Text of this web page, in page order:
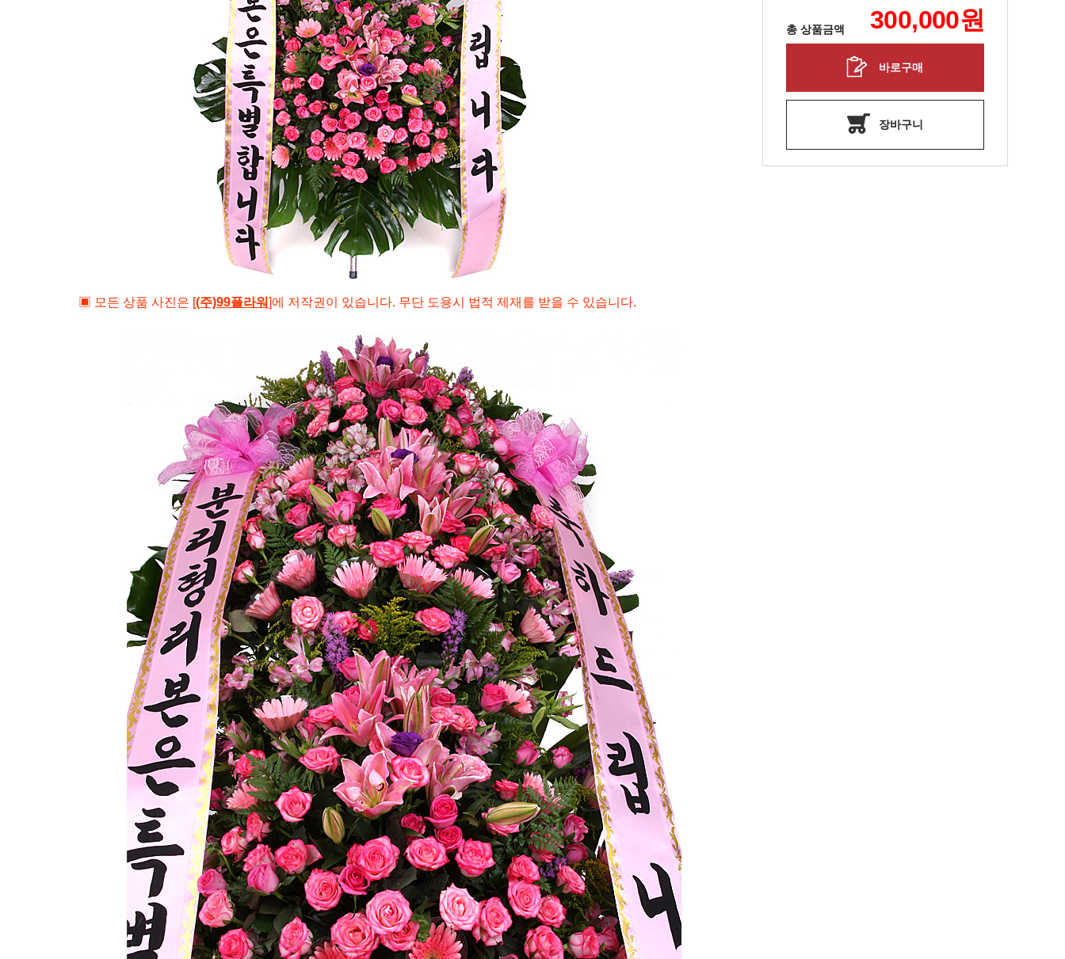
총 상품금액 300,000원
바로구매
장바구니
▣ 모든 상품 사진은 [(주)99플라워]에 저작권이 있습니다. 무단 도용시 법적 제재를 받을 수 있습니다.